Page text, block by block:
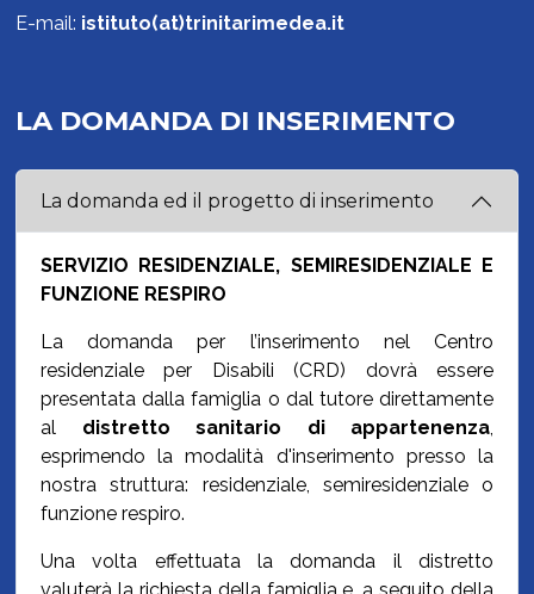
LA DOMANDA DI INSERIMENTO
La domanda ed il progetto di inserimento
SERVIZIO RESIDENZIALE, SEMIRESIDENZIALE E
FUNZIONE RESPIRO
La domanda per l’inserimento nel Centro
residenziale per Disabili (CRD) dovrà essere
presentata dalla famiglia o dal tutore direttamente
al distretto sanitario di appartenenza
esprimendo la modalità d'inserimento presso la
nostra struttura: residenziale, semiresidenziale o
funzione respiro.
Una volta effettuata la domanda il distretto
E-mail: istituto(at)trinitarimedea.it